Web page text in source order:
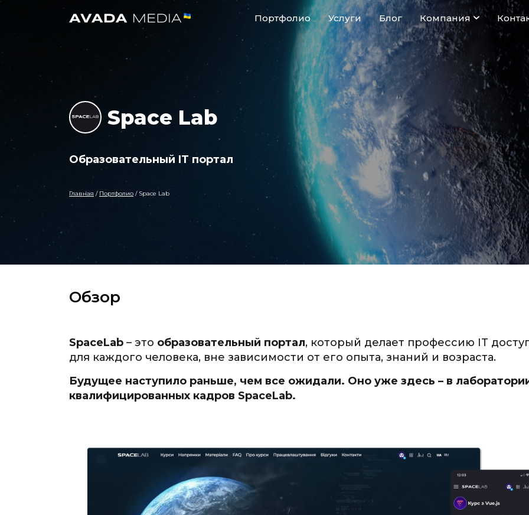
Портфолио Услуги Блог Компания
Space Lab
Образовательный IT портал
Главная / Портфолио / Space Lab
Обзор
SpaceLab – это образовательный портал, который делает профессию IT
для каждого человека, вне зависимости от его опыта, знаний и возраста.
Будущее наступило раньше, чем все ожидали. Оно уже здесь – в
квалифицированных кадров SpaceLab.